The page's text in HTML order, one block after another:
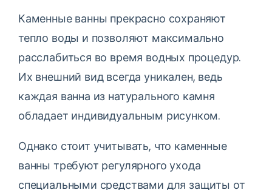
Каменные ванны прекрасно сохраняют
тепло воды и позволяют максимально
расслабиться во время водных процедур.
Их внешний вид всегда уникален, ведь
каждая ванна из натурального камня
обладает индивидуальным рисунком.
Однако стоит учитывать, что каменные
ванны требуют регулярного ухода
специальными средствами для защиты от